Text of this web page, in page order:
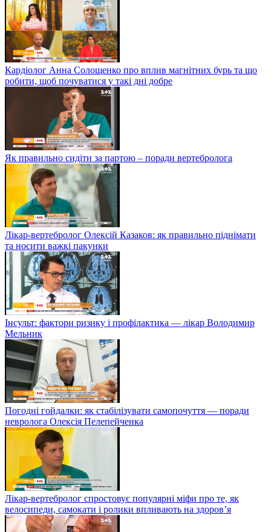
Кардіолог Анна Солощенко про вплив магнітних бурь та що
робити, щоб почуватися у такі дні добре
Як правильно сидіти за партою – поради вертебролога
Лікар-вертебролог Олексій Казаков: як правильно піднімати
та носити важкі пакунки
Інсульт: фактори ризику і профілактика — лікар Володимир
Мельник
Погодні гойдалки: як стабілізувати самопочуття — поради
невролога Олексія Пелепейченка
Лікар-вертебролог спростовує популярні міфи про те, як
велосипеди, самокати і ролики впливають на здоров’я